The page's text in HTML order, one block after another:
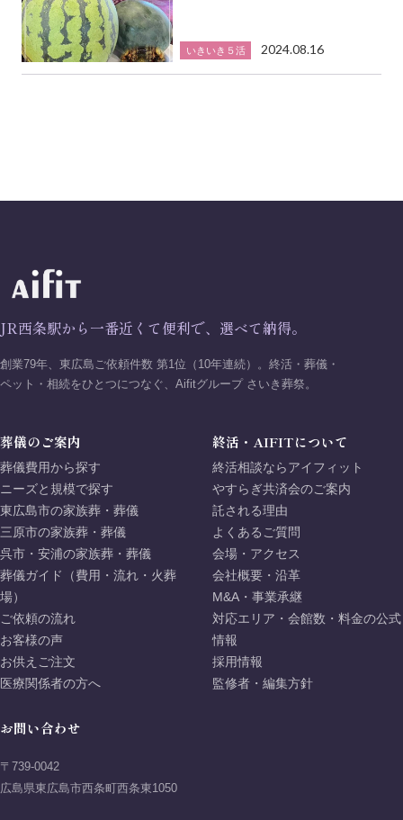
いきいき５活 2024.08.16
JR西条駅から一番近くて便利で、選べて納得。
創業79年、東広島ご依頼件数 第1位（10年連続）。終活・葬儀・
ペット・相続をひとつにつなぐ、Aifitグループ さいき葬祭。
葬儀のご案内
葬儀費用から探す
ニーズと規模で探す
東広島市の家族葬・葬儀
三原市の家族葬・葬儀
呉市・安浦の家族葬・葬儀
葬儀ガイド（費用・流れ・火葬
場）
ご依頼の流れ
お客様の声
お供えご注文
医療関係者の方へ
終活・AIFITについて
終活相談ならアイフィット
やすらぎ共済会のご案内
託される理由
よくあるご質問
会場・アクセス
会社概要・沿革
M&A・事業承継
対応エリア・会館数・料金の公式
情報
採用情報
監修者・編集方針
お問い合わせ
〒739-0042
広島県東広島市西条町西条東1050